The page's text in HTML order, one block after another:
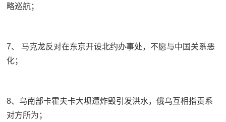
略巡航；
7、 马克龙反对在东京开设北约办事处，不愿与中国关系恶
化；
8、乌南部卡霍夫卡大坝遭炸毁引发洪水，俄乌互相指责系
对方所为；